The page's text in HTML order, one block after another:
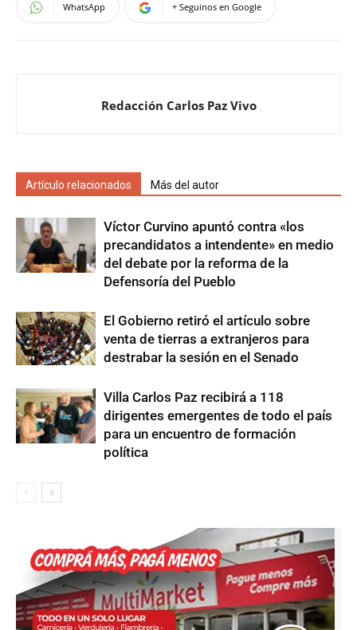
WhatsApp + Seguinos en Google
Redacción Carlos Paz Vivo
Artículo relacionados Más del autor
Víctor Curvino apuntó contra «los
precandidatos a intendente» en medio
del debate por la reforma de la
Defensoría del Pueblo
El Gobierno retiró el artículo sobre
venta de tierras a extranjeros para
destrabar la sesión en el Senado
Villa Carlos Paz recibirá a 118
dirigentes emergentes de todo el país
para un encuentro de formación
política